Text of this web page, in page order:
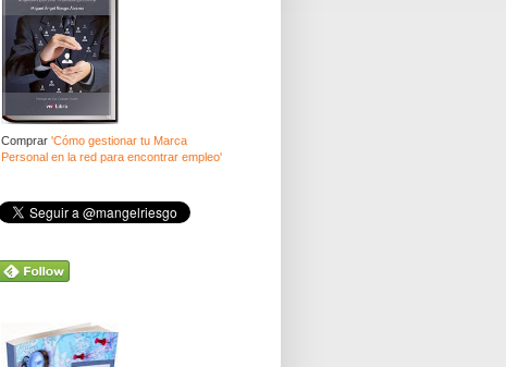
Comprar 'Cómo gestionar tu Marca
Personal en la red para encontrar empleo'